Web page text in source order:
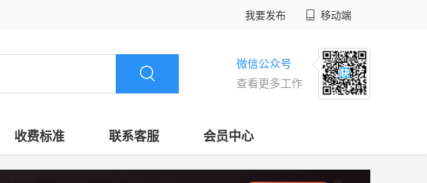
我要发布 移动端
微信公众号
查看更多工作
收费标准 联系客服 会员中心